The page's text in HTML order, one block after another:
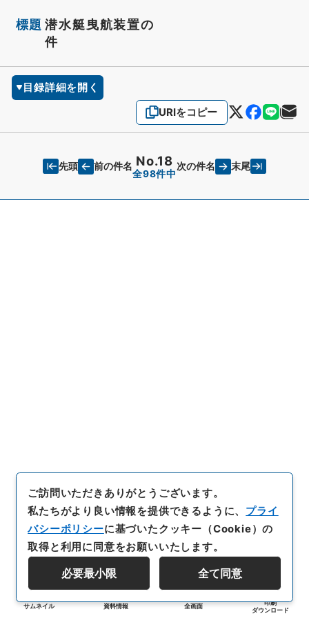
標題 潜水艇曳航装置の
件
目録詳細を開く
URIをコピー
先頭 前の件名 No.18
全98件中
次の件名 末尾
サムネイル 資料情報 全画面
印刷
ダウンロード
ご訪問いただきありがとうございます。
私たちがより良い情報を提供できるように、 プライ
バシーポリシーに基づいたクッキー（Cookie）の
取得と利用に同意をお願いいたします。
必要最小限 全て同意